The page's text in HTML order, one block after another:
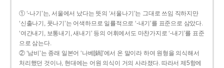
① ‘-나기’는, 서울에서 났다는 뜻의 ‘서울나기’는 그대로 쓰임 직하지만
‘신출나기, 풋나기’는 어색하므로 일률적으로 ‘-내기’를 표준으로 삼았다.
‘여간내기, 보통내기, 새내기’ 등의 어휘에서도 마찬가지로 ‘-내기’를 표준
으로 삼는다.
② ‘남비’는 종래 일본어 ‘나베[鍋]’에서 온 말이라 하여 원형을 의식해서
처리했던 것이나, 현대에는 어원 의식이 거의 사라졌다. 따라서 제5항에